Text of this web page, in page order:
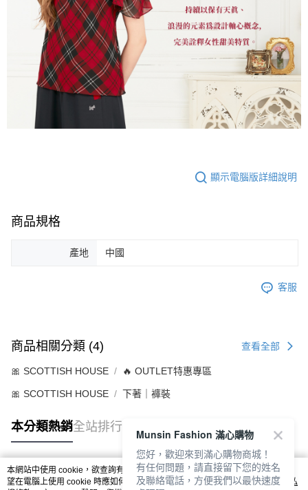
顯示電腦版詳細說明
商品規格
產地 中國
客服
商品相關分類 (4) 查看全部
🎀 SCOTTISH HOUSE 🔥 OUTLET特惠專區
🎀 SCOTTISH HOUSE 下著｜褲裝
本分類熱銷全站排行
熱門標籤
本網站中使用 cookie，欲查詢有關本網站使用 cookie 方式之詳情，及若您不希
望在電腦上使用 cookie 時應如何變更電腦的 cookie 設定，請參閱本網站「
隱私
Munsin Fashion 滿心購物
您好，歡迎來到滿心購物商城！
有任何問題，請直接留下您的姓名
及聯絡電話，方便我們以最快速度